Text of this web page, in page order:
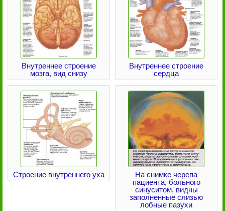
Внутреннее строение
мозга, вид снизу
Внутреннее строение
сердца
Строение внутреннего уха
На снимке черепа
пациента, больного
синуситом, видны
заполненные слизью
лобные пазухи